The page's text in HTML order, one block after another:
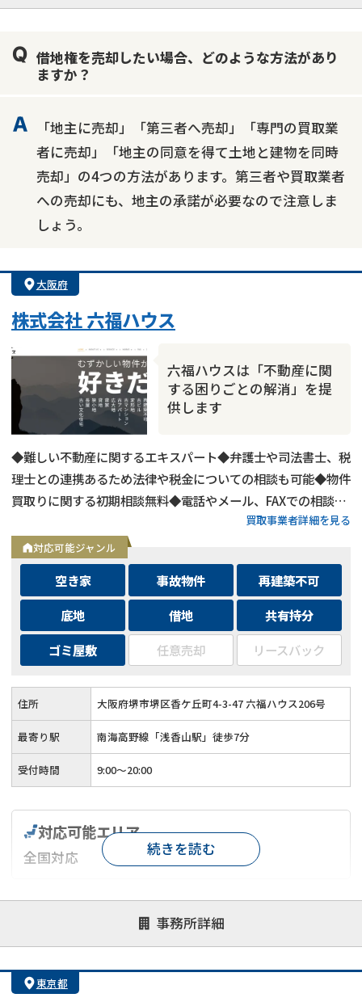
借地権を売却したい場合、どのような方法があり
ますか？
「地主に売却」「第三者へ売却」「専門の買取業
者に売却」「地主の同意を得て土地と建物を同時
売却」の4つの方法があります。第三者や買取業者
への売却にも、地主の承諾が必要なので注意しま
しょう。
大阪府
株式会社 六福ハウス
六福ハウスは「不動産に関
する困りごとの解消」を提
供します
◆難しい不動産に関するエキスパート◆弁護士や司法書士、税
理士との連携あるため法律や税金についての相談も可能◆物件
買取りに関する初期相談無料◆電話やメール、FAXでの相談可
買取事業者詳細を見る
対応可能ジャンル
空き家 事故物件
再建築不可
底地
借地
共有持分
ゴミ屋敷
任意売却 リースバック
住所 大阪府堺市堺区香ケ丘町4-3-47 六福ハウス206号
最寄り駅 南海高野線「浅香山駅」徒歩7分
受付時間 9:00～20:00
事務所詳細
対応可能エリア
全国対応
対応が親身 オンライン面談可能
レスポンスが早い
1億円以上の買取可
続きを読む
東京都